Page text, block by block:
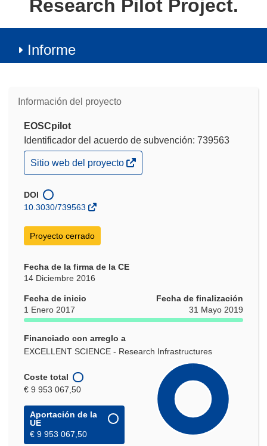
Research Pilot Project.
Informe
Información del proyecto
EOSCpilot
Identificador del acuerdo de subvención: 739563
(se
abrirá
una
nueva
Sitio web del proyecto
DOI
10.3030/739563
Proyecto cerrado
Fecha de la firma de la CE
14 Diciembre 2016
Fecha de inicio
1 Enero 2017
Fecha de finalización
31 Mayo 2019
Financiado con arreglo a
EXCELLENT SCIENCE - Research Infrastructures
Coste total
€ 9 953 067,50
Aportación de la
UE
€ 9 953 067,50